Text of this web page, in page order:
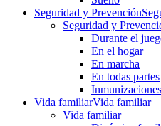
Seguridad y Prevención
Seguridad y
Durante el
En el hogar
En marcha
En todas partes
Inmunizaciones
Vida familiarVida familiar
Vida familiar